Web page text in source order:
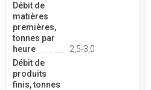
Débit de
matières
premières,
tonnes par
heure
2,5-3,0
Débit de
produits
finis, tonnes